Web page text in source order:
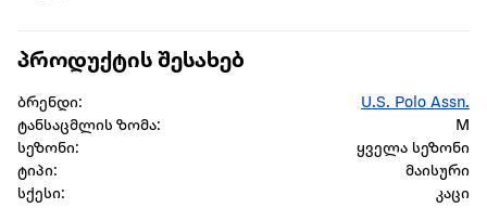
პროდუქტის შესახებ
ბრენდი:
U.S. Polo Assn.
ტანსაცმლის ზომა:
M
სეზონი:
ყველა სეზონი
ტიპი:
მაისური
სქესი:
კაცი